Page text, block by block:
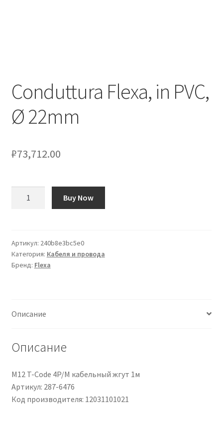
Conduttura Flexa, in PVC,
Ø 22mm
₽73,712.00
in
PVC,
Ø
Buy Now
Артикул: 240b8e3bc5e0
Категория: Кабеля и провода
Бренд: Flexa
Описание
Описание
M12 T-Code 4P/M кабельный жгут 1м
Артикул: 287-6476
Код производителя: 12031101021